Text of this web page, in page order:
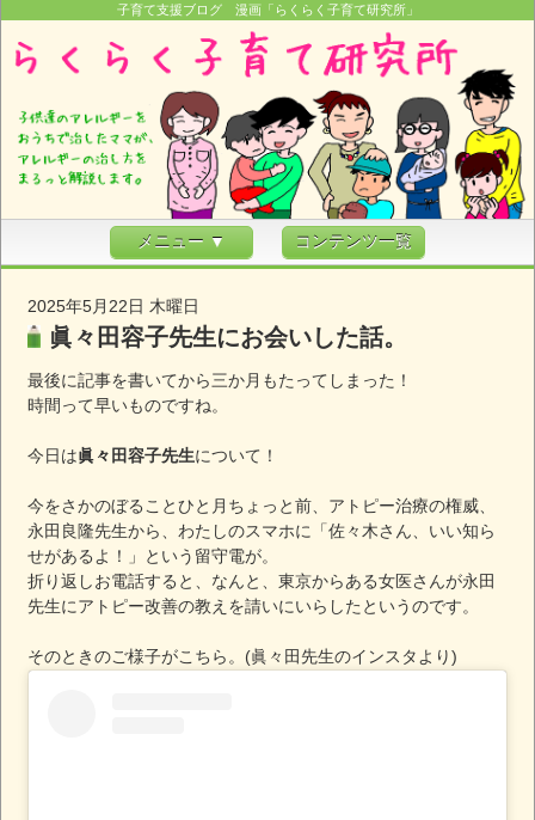
子育て支援ブログ 漫画「らくらく子育て研究所」
メニュー ▼ コンテンツ一覧
2025年5月22日 木曜日
眞々田容子先生にお会いした話。
最後に記事を書いてから三か月もたってしまった！
時間って早いものですね。
今日は眞々田容子先生について！
今をさかのぼることひと月ちょっと前、アトピー治療の権威、
永田良隆先生から、わたしのスマホに「佐々木さん、いい知ら
せがあるよ！」という留守電が。
折り返しお電話すると、なんと、東京からある女医さんが永田
先生にアトピー改善の教えを請いにいらしたというのです。
そのときのご様子がこちら。(眞々田先生のインスタより)